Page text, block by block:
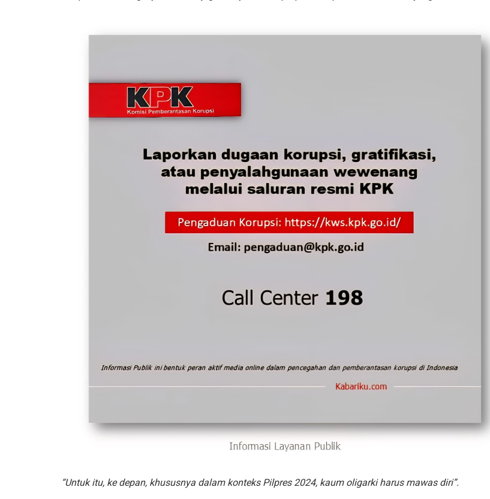
“Untuk itu, ke depan, khususnya dalam konteks Pilpres 2024, kaum oligarki harus mawas diri”.